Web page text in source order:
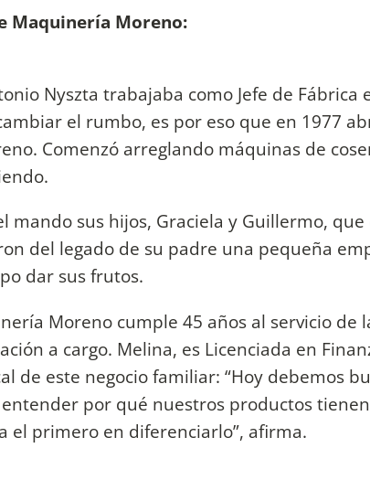
Maquinería Moreno:
Nyszta trabajaba como Jefe de Fábrica
el rumbo, es por eso que en 1977
Comenzó arreglando máquinas de
mando sus hijos, Graciela y Guillermo,
del legado de su padre una pequeña
dar sus frutos.
Moreno cumple 45 años al servicio de
a cargo. Melina, es Licenciada en
de este negocio familiar: “Hoy debemos
por qué nuestros productos
el primero en diferenciarlo”, afirma.